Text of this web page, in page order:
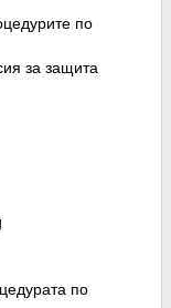
по
за защита
по